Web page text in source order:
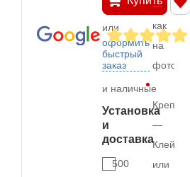
или
оформить
быстрый
заказ
и наличные
Установка
и
доставка
500
—
как
на
фото
—
Клей
или